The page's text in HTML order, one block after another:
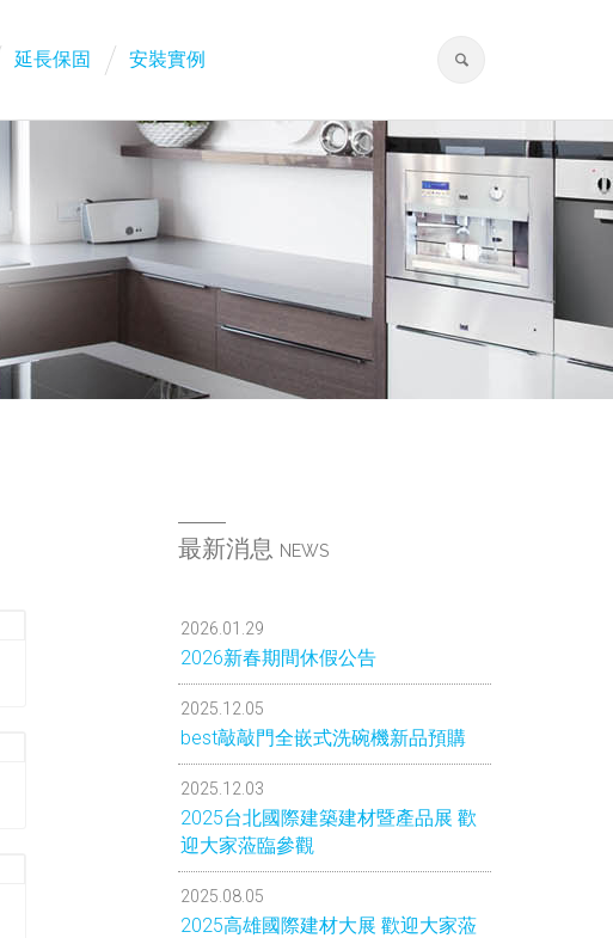
延長保固 安裝實例
最新消息 NEWS
2026.01.29
2026新春期間休假公告
2025.12.05
best敲敲門全嵌式洗碗機新品預購
2025.12.03
2025台北國際建築建材暨產品展 歡
迎大家蒞臨參觀
2025.08.05
2025高雄國際建材大展 歡迎大家蒞